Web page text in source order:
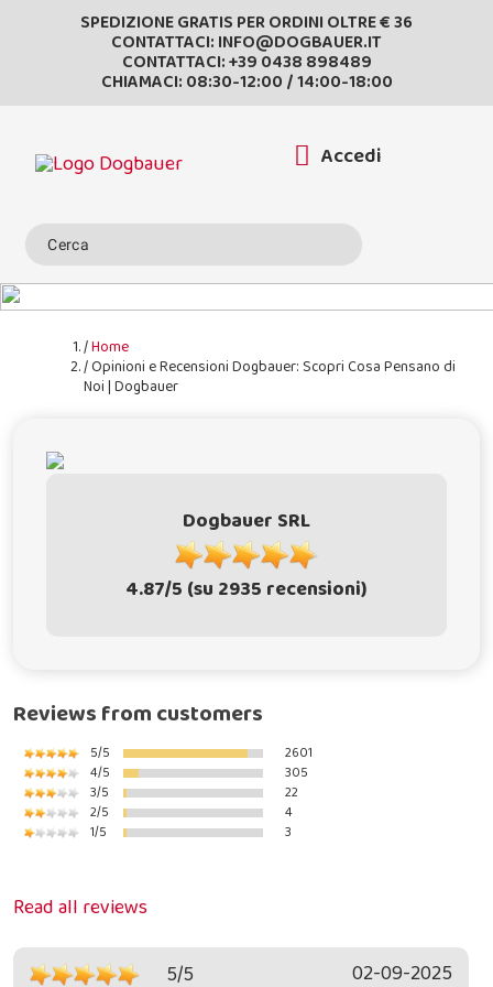
SPEDIZIONE GRATIS PER ORDINI OLTRE € 36
CONTATTACI: INFO@DOGBAUER.IT
CONTATTACI:+39 0438 898489
CHIAMACI: 08:30-12:00 / 14:00-18:00
Accedi
Home
Opinioni e Recensioni Dogbauer: Scopri Cosa Pensano di
Noi | Dogbauer
Dogbauer SRL
4.87/5 (su 2935 recensioni)
Reviews from customers
5/5
2601
4/5
305
3/5
22
2/5
4
1/5
3
Read all reviews
5/5 02-09-2025